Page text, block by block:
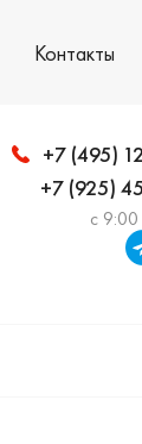
Контакты
+7 (495)
+7 (925)
с